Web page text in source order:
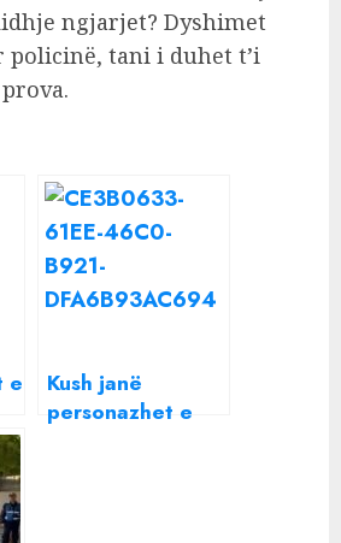
ngjarjet? Dyshimet
policinë, tani i duhet t’i
e
Kush janë
personazhet e